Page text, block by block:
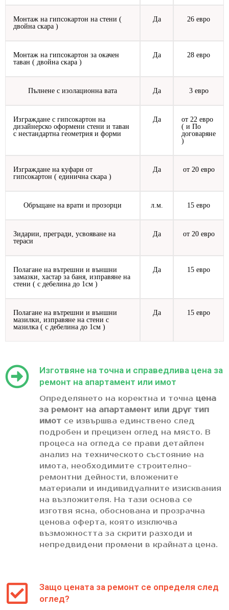
Монтаж на гипсокартон на стени (
двойна скара )
Да 26 евро
Монтаж на гипсокартон за окачен
таван ( двойна скара )
Да 28 евро
Пълнене с изолационна вата Да 3 евро
Изграждане с гипсокартон на
дизайнерско оформени стени и таван
с нестандартна геометрия и форми
Да
от 22 евро
( и По
договаряне
)
Изграждане на куфари от
гипсокартон ( единична скара )
Да от 20 евро
Обръщане на врати и прозорци л.м. 15 евро
Зидарии, прегради, усвояване на
тераси
Да от 20 евро
Полагане на вътрешни и външни
замазки, хастар за баня, изправяне на
стени ( с дебелина до 1см )
Да 15 евро
Полагане на вътрешни и външни
мазилки, изправяне на стени с
мазилка ( с дебелина до 1см )
Да 15 евро
Изготвяне на точна и справедлива цена за
ремонт на апартамент или имот
Определянето на коректна и точна цена
за ремонт на апартамент или друг тип
имот се извършва единствено след
подробен и прецизен оглед на място. В
процеса на огледа се прави детайлен
анализ на техническото състояние на
имота, необходимите строително-
ремонтни дейности, вложените
материали и индивидуалните изисквания
на възложителя. На тази основа се
изготвя ясна, обоснована и прозрачна
ценова оферта, която изключва
възможността за скрити разходи и
непредвидени промени в крайната цена.
Защо цената за ремонт се определя след
оглед?